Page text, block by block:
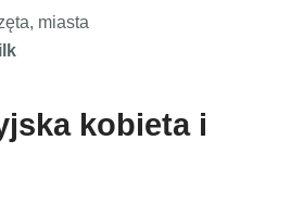
miasta
kobieta i